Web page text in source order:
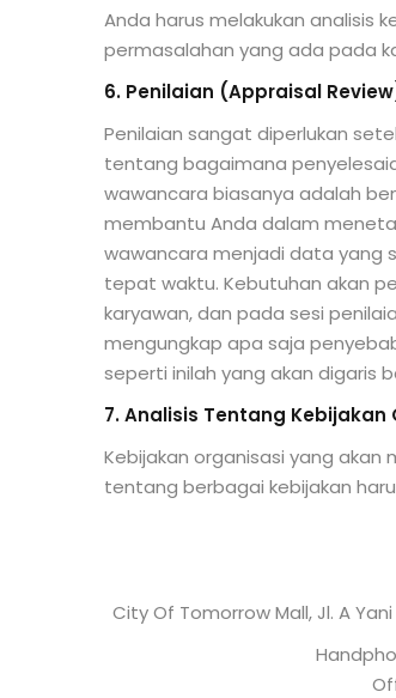
Anda harus melakukan analisis
permasalahan yang ada pada
6. Penilaian (Appraisal
Penilaian sangat diperlukan
tentang bagaimana
wawancara biasanya adalah
membantu Anda dalam
wawancara menjadi data yang
tepat waktu. Kebutuhan akan
karyawan, dan pada sesi
mengungkap apa saja
seperti inilah yang akan digaris
7. Analisis Tentang Kebijakan
Kebijakan organisasi yang akan
tentang berbagai kebijakan
City Of Tomorrow Mall, Jl. A